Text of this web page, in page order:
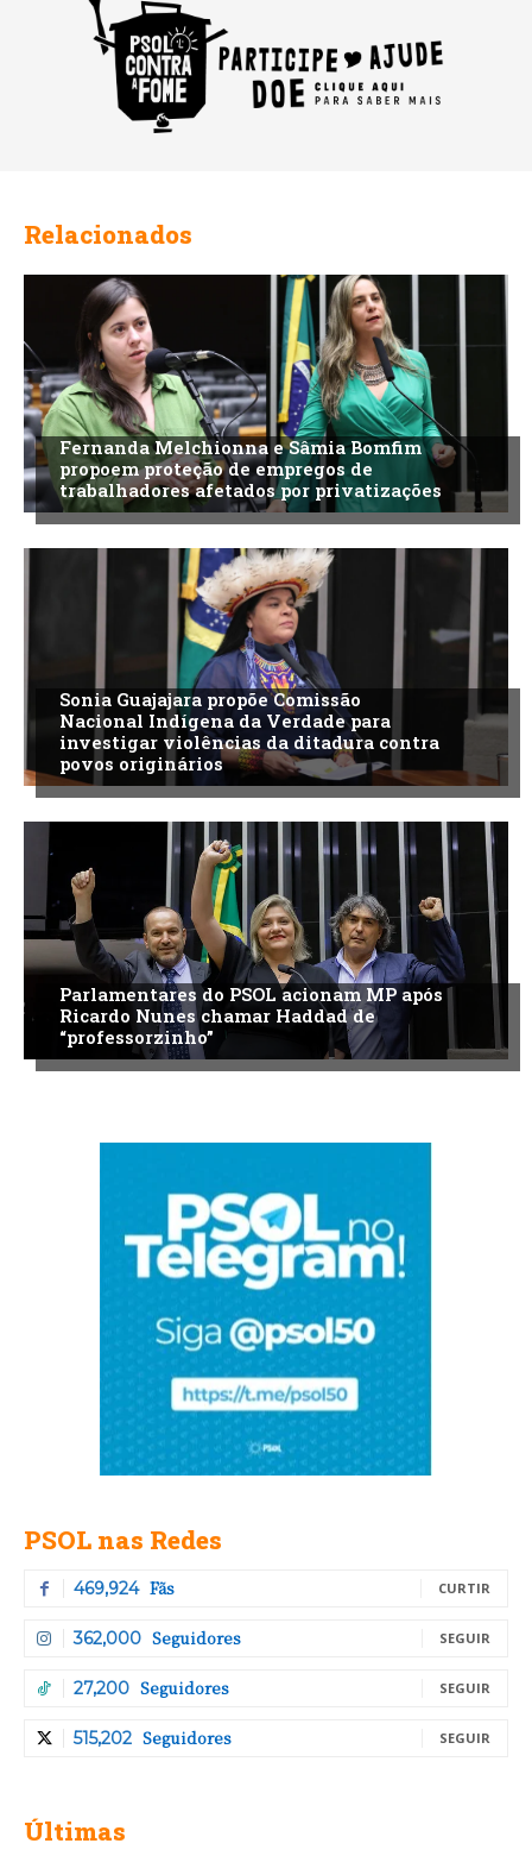
Relacionados
Fernanda Melchionna e Sâmia Bomfim
propoem proteção de empregos de
trabalhadores afetados por privatizações
Sonia Guajajara propõe Comissão
Nacional Indígena da Verdade para
investigar violências da ditadura contra
povos originários
Parlamentares do PSOL acionam MP após
Ricardo Nunes chamar Haddad de
“professorzinho”
PSOL nas Redes
469,924 Fãs CURTIR
362,000 Seguidores SEGUIR
27,200 Seguidores SEGUIR
515,202 Seguidores SEGUIR
Últimas